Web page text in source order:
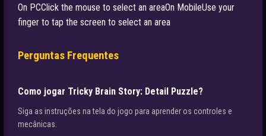
On PCClick the mouse to select an areaOn MobileUse your
finger to tap the screen to select an area
Perguntas Frequentes
Como jogar Tricky Brain Story: Detail Puzzle?
Siga as instruções na tela do jogo para aprender os controles e
mecânicas.